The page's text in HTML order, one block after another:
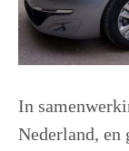
In
Nederland, en